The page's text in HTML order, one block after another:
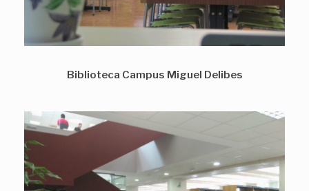
Biblioteca Campus Miguel Delibes